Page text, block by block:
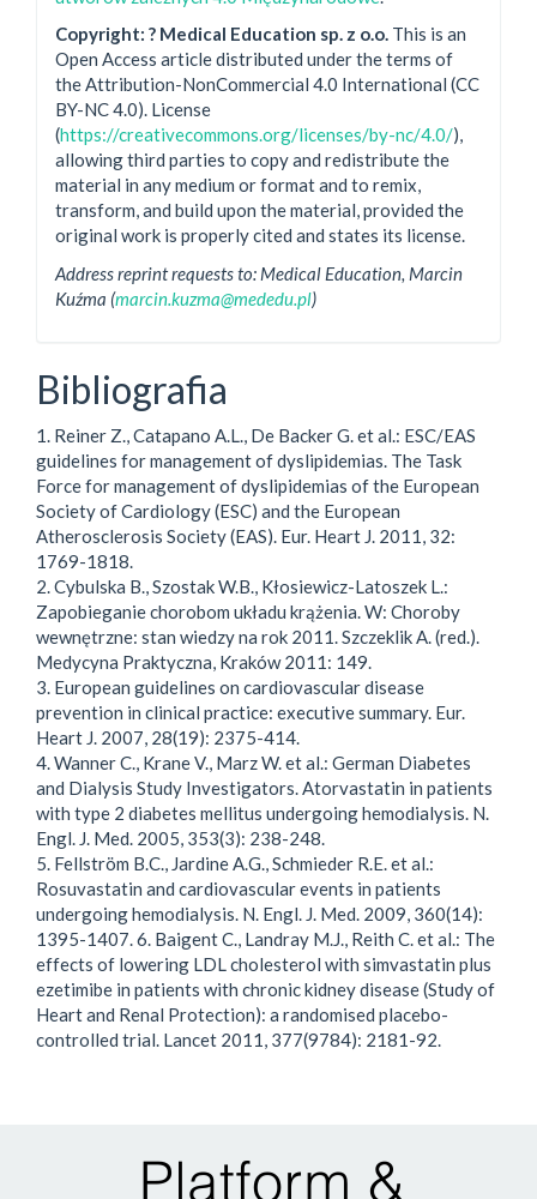
Copyright: ? Medical Education sp. z o.o. This is an
Open Access article distributed under the terms of
the Attribution-NonCommercial 4.0 International (CC
BY-NC 4.0). License
(https://creativecommons.org/licenses/by-nc/4.0/),
allowing third parties to copy and redistribute the
material in any medium or format and to remix,
transform, and build upon the material, provided the
original work is properly cited and states its license.
Address reprint requests to: Medical Education, Marcin
Kuźma (marcin.kuzma@mededu.pl)
Bibliografia
1. Reiner Z., Catapano A.L., De Backer G. et al.: ESC/EAS
guidelines for management of dyslipidemias. The Task
Force for management of dyslipidemias of the European
Society of Cardiology (ESC) and the European
Atherosclerosis Society (EAS). Eur. Heart J. 2011, 32:
1769-1818.
2. Cybulska B., Szostak W.B., Kłosiewicz-Latoszek L.:
Zapobieganie chorobom układu krążenia. W: Choroby
wewnętrzne: stan wiedzy na rok 2011. Szczeklik A. (red.).
Medycyna Praktyczna, Kraków 2011: 149.
3. European guidelines on cardiovascular disease
prevention in clinical practice: executive summary. Eur.
Heart J. 2007, 28(19): 2375-414.
4. Wanner C., Krane V., Marz W. et al.: German Diabetes
and Dialysis Study Investigators. Atorvastatin in patients
with type 2 diabetes mellitus undergoing hemodialysis. N.
Engl. J. Med. 2005, 353(3): 238-248.
5. Fellström B.C., Jardine A.G., Schmieder R.E. et al.:
Rosuvastatin and cardiovascular events in patients
undergoing hemodialysis. N. Engl. J. Med. 2009, 360(14):
1395-1407. 6. Baigent C., Landray M.J., Reith C. et al.: The
effects of lowering LDL cholesterol with simvastatin plus
ezetimibe in patients with chronic kidney disease (Study of
Heart and Renal Protection): a randomised placebo-
controlled trial. Lancet 2011, 377(9784): 2181-92.